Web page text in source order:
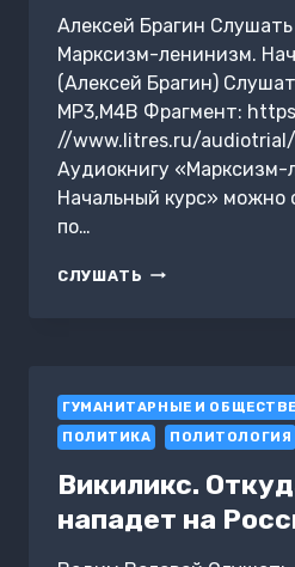
Алексей Брагин
Марксизм-ленинизм.
(Алексей Брагин)
MP3,M4B Фрагмент:
//www.litres.ru/
Аудиокнигу «Марксизм-
Начальный курс» можно
по…
СЛУШАТЬ МАРКСИЗМ-
ГУМАНИТАРНЫЕ И
ПОЛИТИКА
ПОЛИТОЛОГИЯ
Викиликс.
нападет на